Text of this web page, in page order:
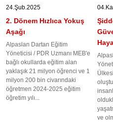
24.Şub.2025
2. Dönem Hızlıca Yokuş
Aşağı
Alpaslan Dartan Eğitim
Yöneticisi / PDR Uzmanı MEB'e
bağlı okullarda eğitim alan
yaklaşık 21 milyon öğrenci ve 1
milyon 200 bin civarındaki
öğretmen 2024-2025 eğitim
öğretim yılı...
ve